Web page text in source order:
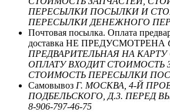
ПЕРЕСЫЛКИ ПОСЫЛКИ И
ПЕРЕСЫЛКИ ДЕНЕЖНОГО
Почтовая посылка. Оплата
доставка НЕ ПРЕДУСМОТРЕНА
ПРЕДВАРИТЕЛЬНАЯ НА КАРТУ
ОПЛАТУ ВХОДИТ СТОИМОСТЬ
СТОИМОСТЬ ПЕРЕСЫЛКИ
Самовывоз Г. МОСКВА, 4-Й
ПОДБЕЛЬСКОГО, Д.3. ПЕРЕД
8-906-797-46-75